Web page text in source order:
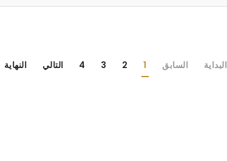
البداية السابق 1
2
3
4 التالي النهاية